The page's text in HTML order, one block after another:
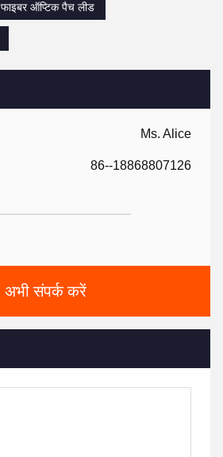
Ms. Alice
86--18868807126
अभी संपर्क करें
फाइबर ऑप्टिक पैच लीड